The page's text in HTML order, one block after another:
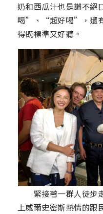
奶和西瓜汁也是讚不
喝”、“超好喝”，還
得既標準又好聽。
緊接著一群人徒步
上威爾史密斯熱情的跟